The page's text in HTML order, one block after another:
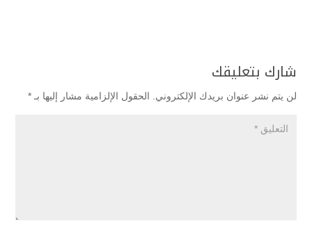
شارك بتعليقك
لن يتم نشر عنوان بريدك الإلكتروني. الحقول الإلزامية مشار إليها بـ *